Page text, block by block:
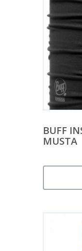
BUFF
MUSTA